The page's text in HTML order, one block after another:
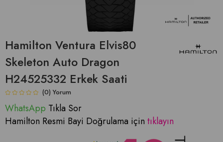
Hamilton Ventura Elvis80
Skeleton Auto Dragon
H24525332 Erkek Saati
(0)
WhatsApp Tıkla Sor
Hamilton Resmi Bayi Doğrulama için tıklayın